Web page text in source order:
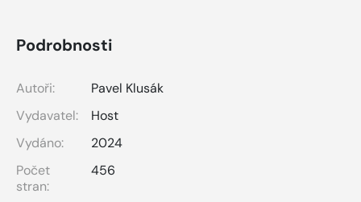
Podrobnosti
Autoři:
Pavel Klusák
Vydavatel:
Host
Vydáno:
2024
Počet
stran:
456